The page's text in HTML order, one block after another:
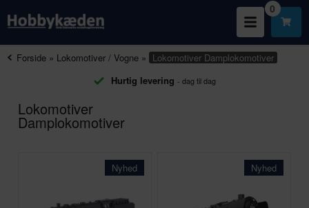
0
Forside » Lokomotiver / Vogne » Lokomotiver Damplokomotiver
Hurtig levering - dag til dag
Lokomotiver
Damplokomotiver
Nyhed Nyhed